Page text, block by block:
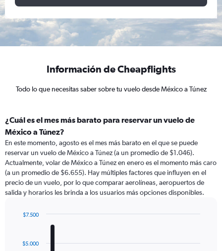
Información de Cheapflights
Todo lo que necesitas saber sobre tu vuelo desde México a Túnez
¿Cuál es el mes más barato para reservar un vuelo de
México a Túnez?
En este momento, agosto es el mes más barato en el que se puede
reservar un vuelo de México a Túnez (a un promedio de $1.046).
Actualmente, volar de México a Túnez en enero es el momento más caro
(a un promedio de $6.655). Hay múltiples factores que influyen en el
precio de un vuelo, por lo que comparar aerolíneas, aeropuertos de
salida y horarios les brinda a los usuarios más opciones disponibles.
with
12
$5.000
$7.500